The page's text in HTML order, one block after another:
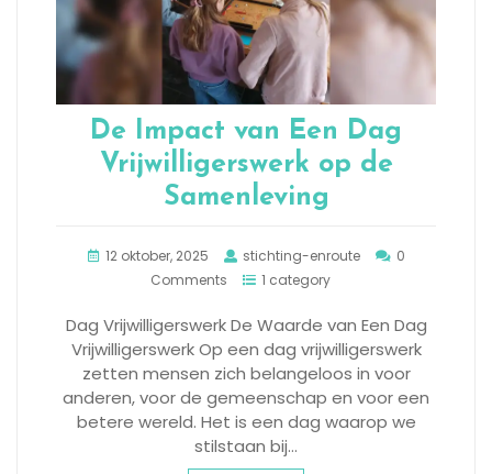
De Impact van Een Dag
Vrijwilligerswerk op de
Samenleving
12 oktober, 2025 stichting-enroute
0
Comments
1 category
Dag Vrijwilligerswerk De Waarde van Een Dag
Vrijwilligerswerk Op een dag vrijwilligerswerk
zetten mensen zich belangeloos in voor
anderen, voor de gemeenschap en voor een
betere wereld. Het is een dag waarop we
stilstaan bij…